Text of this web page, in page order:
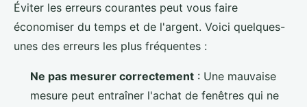
Éviter les erreurs courantes peut vous faire
économiser du temps et de l'argent. Voici quelques-
unes des erreurs les plus fréquentes :
Ne pas mesurer correctement : Une mauvaise
mesure peut entraîner l'achat de fenêtres qui ne